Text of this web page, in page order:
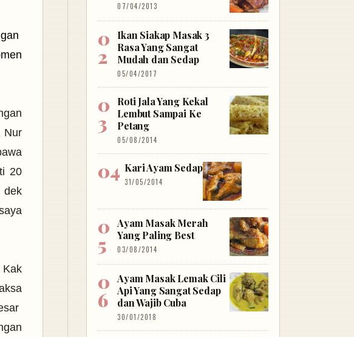
Nur
20
dek
07/04/2013
Ikan Siakap Masak 3
Rasa Yang Sangat
Mudah dan Sedap
05/04/2017
Roti Jala Yang Kekal
Lembut Sampai Ke
Petang
05/08/2014
Kari Ayam Sedap
31/05/2014
Ayam Masak Merah
Yang Paling Best
03/08/2014
Ayam Masak Lemak Cili
Api Yang Sangat Sedap
dan Wajib Cuba
30/01/2018